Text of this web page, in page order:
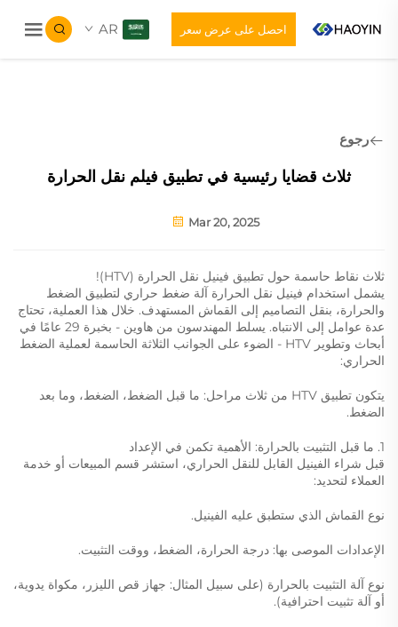
احصل على عرض سعر AR
رجوع
ثلاث قضايا رئيسية في تطبيق فيلم نقل الحرارة
Mar 20, 2025
ثلاث نقاط حاسمة حول تطبيق فينيل نقل الحرارة (HTV)!
يشمل استخدام فينيل نقل الحرارة آلة ضغط حراري لتطبيق الضغط
والحرارة، بنقل التصاميم إلى القماش المستهدف. خلال هذا العملية، تحتاج
عدة عوامل إلى الانتباه. يسلط المهندسون من هاوين - بخبرة 29 عامًا في
أبحاث وتطوير HTV - الضوء على الجوانب الثلاثة الحاسمة لعملية الضغط
الحراري:
يتكون تطبيق HTV من ثلاث مراحل: ما قبل الضغط، الضغط، وما بعد
الضغط.
1. ما قبل التثبيت بالحرارة: الأهمية تكمن في الإعداد
قبل شراء الفينيل القابل للنقل الحراري، استشر قسم المبيعات أو خدمة
العملاء لتحديد:
نوع القماش الذي ستطبق عليه الفينيل.
الإعدادات الموصى بها: درجة الحرارة، الضغط، ووقت التثبيت.
نوع آلة التثبيت بالحرارة (على سبيل المثال: جهاز قص الليزر، مكواة يدوية،
أو آلة تثبيت احترافية).